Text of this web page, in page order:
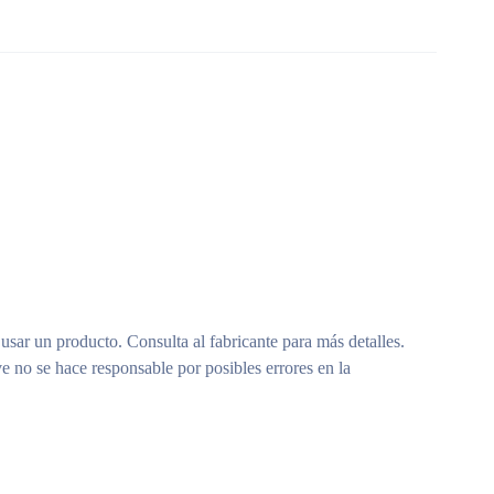
un producto. Consulta al fabricante para más detalles.
se hace responsable por posibles errores en la